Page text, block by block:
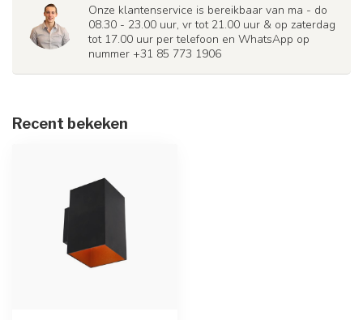
Onze klantenservice is bereikbaar van ma - do
08.30 - 23.00 uur, vr tot 21.00 uur & op zaterdag
tot 17.00 uur per telefoon en WhatsApp op
nummer +31 85 773 1906
Recent bekeken